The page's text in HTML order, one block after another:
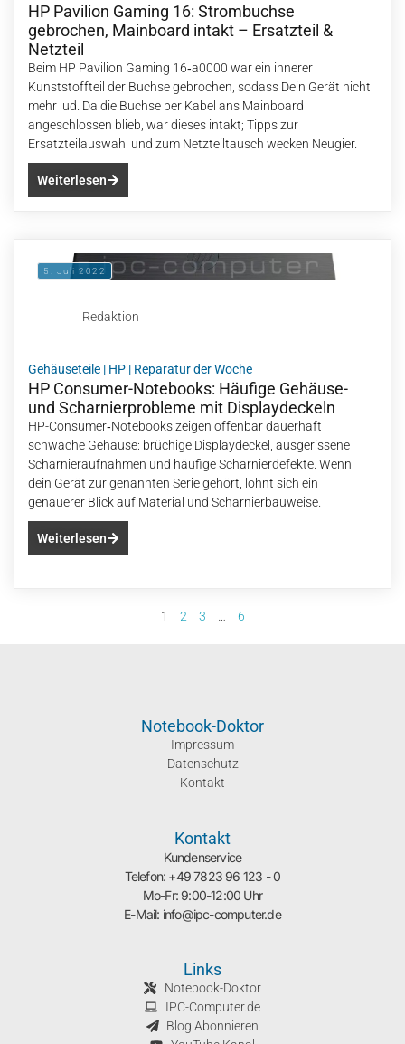
HP Pavilion Gaming 16: Strombuchse
gebrochen, Mainboard intakt – Ersatzteil &
Netzteil
Beim HP Pavilion Gaming 16‑a0000 war ein innerer
Kunststoffteil der Buchse gebrochen, sodass Dein Gerät nicht
mehr lud. Da die Buchse per Kabel ans Mainboard
angeschlossen blieb, war dieses intakt; Tipps zur
Ersatzteilauswahl und zum Netzteiltausch wecken Neugier.
Weiterlesen
5. Juli 2022
Redaktion
Gehäuseteile | HP | Reparatur der Woche
HP Consumer-Notebooks: Häufige Gehäuse-
und Scharnierprobleme mit Displaydeckeln
HP-Consumer‑Notebooks zeigen offenbar dauerhaft
schwache Gehäuse: brüchige Displaydeckel, ausgerissene
Scharnieraufnahmen und häufige Scharnierdefekte. Wenn
dein Gerät zur genannten Serie gehört, lohnt sich ein
genauerer Blick auf Material und Scharnierbauweise.
Weiterlesen
1 2 3 6
Notebook-Doktor
Impressum
Datenschutz
Kontakt
Kontakt
Kundenservice
Telefon: +49 7823 96 123 - 0
Mo-Fr: 9:00-12:00 Uhr
E-Mail: info@ipc-computer.de
Links
Notebook-Doktor
IPC-Computer.de
Blog Abonnieren